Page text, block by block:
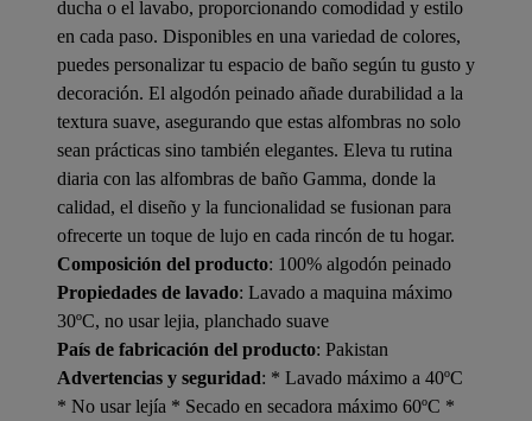
ducha o el lavabo, proporcionando comodidad y estilo
en cada paso. Disponibles en una variedad de colores,
puedes personalizar tu espacio de baño según tu gusto y
decoración. El algodón peinado añade durabilidad a la
textura suave, asegurando que estas alfombras no solo
sean prácticas sino también elegantes. Eleva tu rutina
diaria con las alfombras de baño Gamma, donde la
calidad, el diseño y la funcionalidad se fusionan para
ofrecerte un toque de lujo en cada rincón de tu hogar.
Composición del producto: 100% algodón peinado
Propiedades de lavado: Lavado a maquina máximo
30ºC, no usar lejia, planchado suave
País de fabricación del producto: Pakistan
Advertencias y seguridad: * Lavado máximo a 40ºC
* No usar lejía * Secado en secadora máximo 60ºC *